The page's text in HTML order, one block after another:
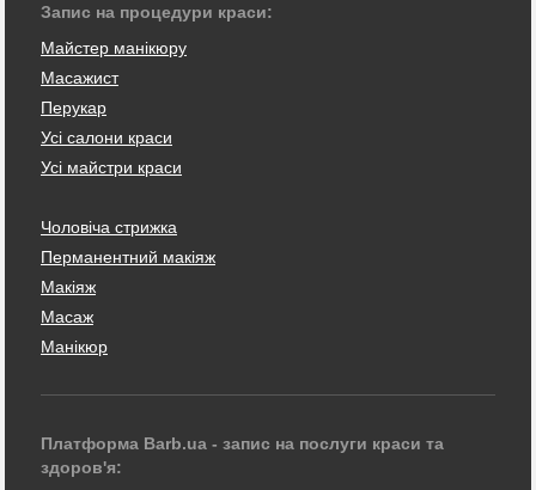
Запис на процедури краси:
Майстер манікюру
Масажист
Перукар
Усі салони краси
Усі майстри краси
Чоловіча стрижка
Перманентний макіяж
Макіяж
Масаж
Манікюр
Платформа Barb.ua - запис на послуги краси та
здоров'я: